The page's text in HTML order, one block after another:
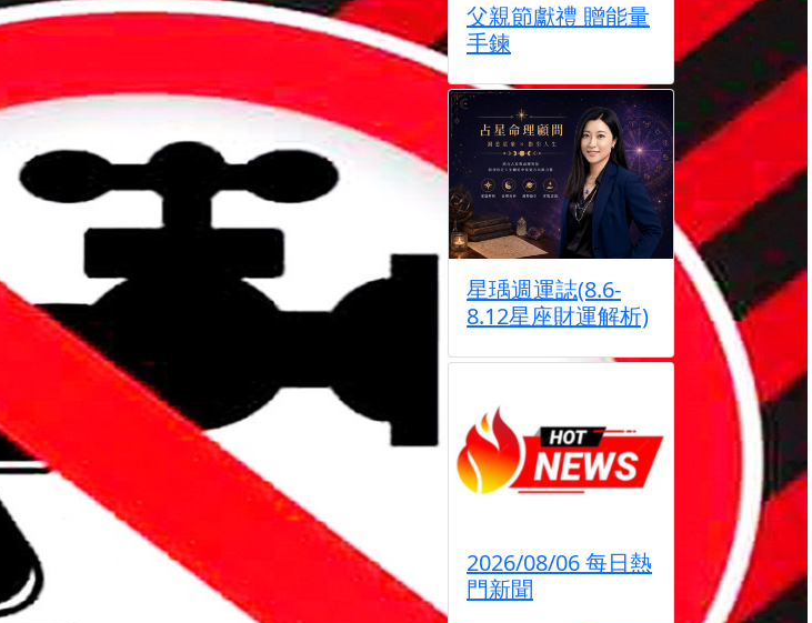
父親節獻禮 贈能量
手鍊
星瑀週運誌(8.6-
8.12星座財運解析)
2026/08/06 每日熱
門新聞